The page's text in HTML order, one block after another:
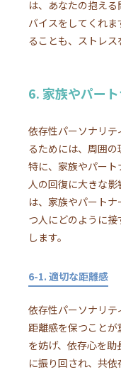
は、あなたの抱え
バイスをしてくれ
ることも、ストレス
6. 家族やパー
依存性パーソナリ
るためには、周囲の
特に、家族やパー
人の回復に大きな
は、家族やパート
つ人にどのように
します。
6-1. 適切な距離感
依存性パーソナリ
距離感を保つこと
を妨げ、依存心を
に振り回され、共